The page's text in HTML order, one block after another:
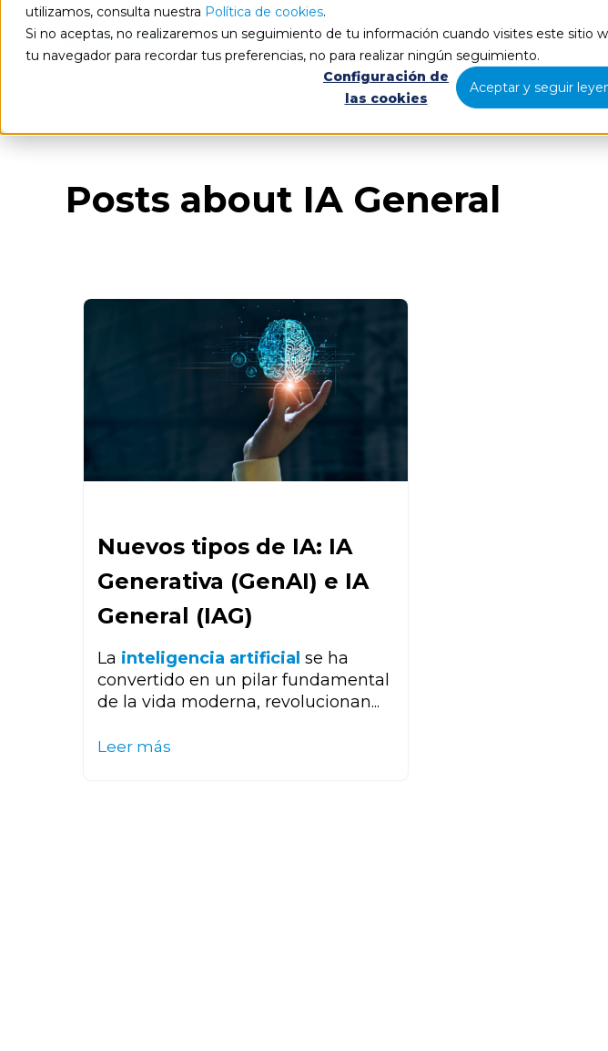
utilizamos, consulta nuestra Política de cookies.
Si no aceptas, no realizaremos un seguimiento de tu información cuando visites este sitio
tu navegador para recordar tus preferencias, no para realizar ningún seguimiento.
Configuración de
las cookies
Aceptar y seguir
Qué
Posts about IA General
Nuevos tipos de IA: IA
Generativa (GenAI) e IA
General (IAG)
La inteligencia artificial se ha
convertido en un pilar fundamental
de la vida moderna, revolucionan...
Leer más